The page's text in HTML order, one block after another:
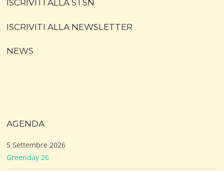
ISCRIVITI ALLA STSN
ISCRIVITI ALLA NEWSLETTER
NEWS
AGENDA
5 Settembre 2026
Greenday 26